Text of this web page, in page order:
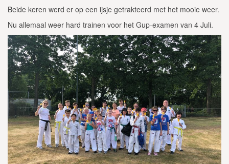
Beide keren werd er op een ijsje getrakteerd met het mooie weer.
Nu allemaal weer hard trainen voor het Gup-examen van 4 Juli.